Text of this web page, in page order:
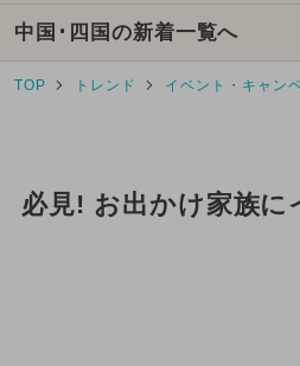
2026年7月のイベント
2026年8月のイベント
2024年4月のイベント
中国･四国の新着一覧へ
TOP トレンド イベント・キャン
必見! お出かけ家族に